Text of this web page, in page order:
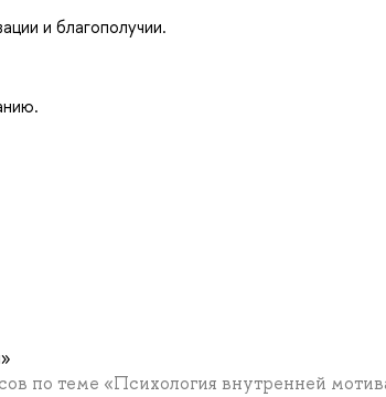
и благополучии.
по теме «Психология внутренней